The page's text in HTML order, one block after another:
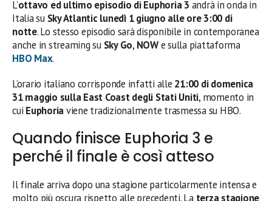
L’ottavo ed ultimo episodio di Euphoria 3 andrà in onda in
Italia su Sky Atlantic lunedì 1 giugno alle ore 3:00 di
notte. Lo stesso episodio sarà disponibile in contemporanea
anche in streaming su Sky Go, NOWe sulla piattaforma
HBO Max.
L’orario italiano corrisponde infatti alle 21:00 di domenica
31 maggio sulla East Coast degli Stati Uniti, momento in
cui Euphoriaviene tradizionalmente trasmessa su HBO.
Quando finisce Euphoria 3 e
perché il finale è così atteso
Il finale arriva dopo una stagione particolarmente intensa e
molto più oscura rispetto alle precedenti. La terza stagione